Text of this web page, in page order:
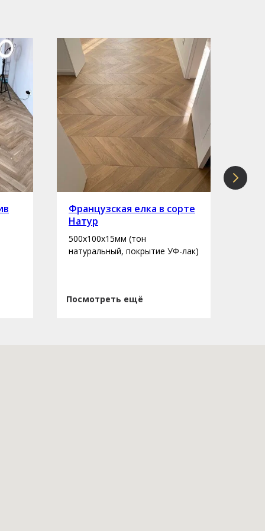
Французская елка в сорте
Натур
500х100х15мм (тон
натуральный, покрытие УФ-лак)
Посмотреть ещё